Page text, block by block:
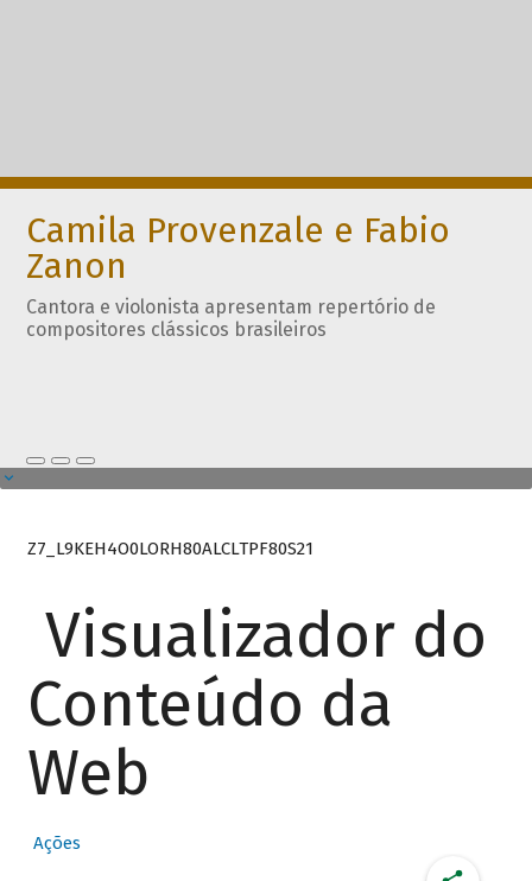
Camila Provenzale e Fabio
Zanon
Cantora e violonista apresentam repertório de
compositores clássicos brasileiros
Z7_L9KEH4O0LORH80ALCLTPF80S21
Visualizador do
Conteúdo da
Web
Ações